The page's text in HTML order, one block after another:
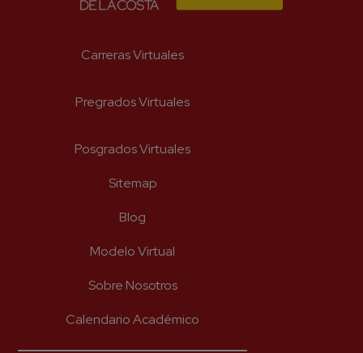
Carreras Virtuales
Pregrados Virtuales
Posgrados Virtuales
Sitemap
Blog
Modelo Virtual
Sobre Nosotros
Calendario Académico